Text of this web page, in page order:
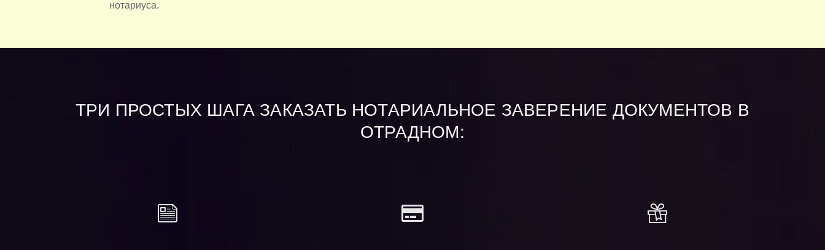
нотариуса.
ТРИ ПРОСТЫХ ШАГА ЗАКАЗАТЬ НОТАРИАЛЬНОЕ ЗАВЕРЕНИЕ ДОКУМЕНТОВ В
ОТРАДНОМ: